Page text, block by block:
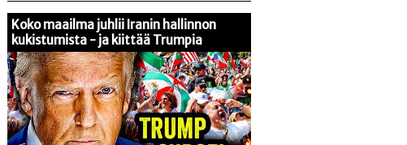
Koko maailma juhlii Iranin hallinnon
kukistumista - ja kiittää Trumpia